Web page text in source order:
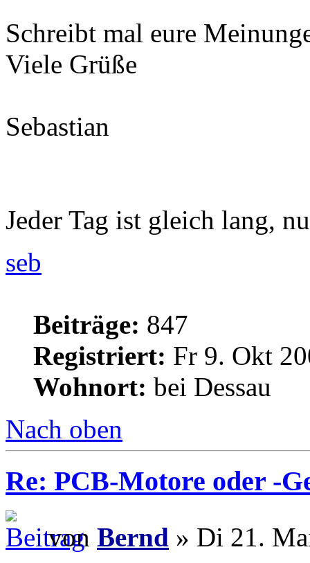
Schreibt mal eure
Viele Grüße
Sebastian
Jeder Tag ist gleich lang,
seb
Beiträge: 847
Registriert: Fr 9. Okt
Wohnort: bei Dessau
Nach oben
Re: PCB-Motore oder -
von Bernd » Di 21.